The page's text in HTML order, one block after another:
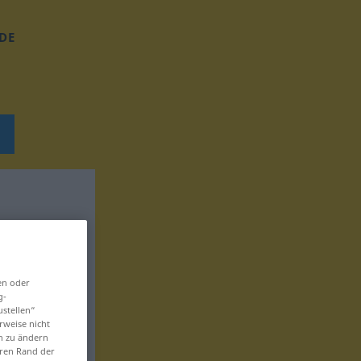
DE
oder
nicht
zu ändern
Rand der